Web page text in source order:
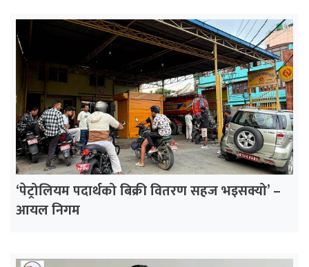
‘पेट्रोलियम पदार्थको बिक्री वितरण सहज भइसक्यो’ –
आयल निगम